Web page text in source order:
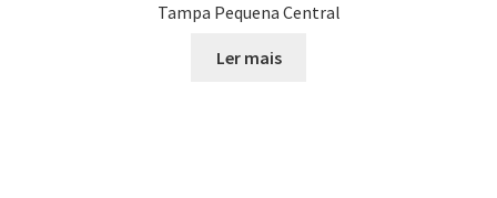
Tampa Pequena Central
Ler mais